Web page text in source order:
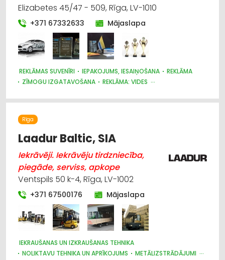
Elizabetes 45/47 - 509, Rīga, LV-1010
+371 67332633 Mājaslapa
REKLĀMAS SUVENĪRI IEPAKOJUMS, IESAIŅOŠANA
REKLĀMA
ZĪMOGU IZGATAVOŠANA
REKLĀMA: VIDES
REKLĀMAS UN MEDIJU AĢENTŪRAS
SUVENĪRI, DĀVANAS
PASĀKUMU ORGANIZĒŠANA, ATRIBŪTIKA
KANCELEJAS PREČU TIRDZNIECĪBA
BIZNESA KONSULTĀCIJAS, PAKALPOJUMI
Rīga
Laadur Baltic, SIA
Iekrāvēji. Iekrāvēju tirdzniecība,
piegāde, serviss, apkope
Ventspils 50 k-4, Rīga, LV-1002
+371 67500176 Mājaslapa
IEKRAUŠANAS UN IZKRAUŠANAS TEHNIKA
NOLIKTAVU TEHNIKA UN APRĪKOJUMS
METĀLIZSTRĀDĀJUMI